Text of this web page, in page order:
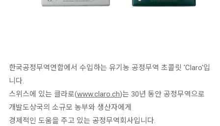
한국공정무역연합에서 수입하는 유기농 공정무역 초콜릿 'Claro'입
니다.
스위스에 있는 클라로(www.claro.ch)는 30년 동안 공정무역으로
개발도상국의 소규모 농부와 생산자에게
경제적인 도움을 주고 있는 공정무역회사입니다.